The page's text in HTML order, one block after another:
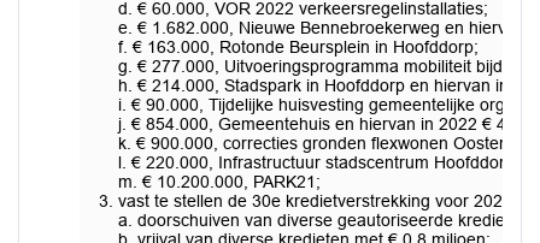
d. € 60.000, VOR 2022 verkeersregelinstallaties;
e. € 1.682.000, Nieuwe Bennebroekerweg en hiervan
f. € 163.000, Rotonde Beursplein in Hoofddorp;
g. € 277.000, Uitvoeringsprogramma mobiliteit
h. € 214.000, Stadspark in Hoofddorp en hiervan in
i. € 90.000, Tijdelijke huisvesting gemeentelijke
j. € 854.000, Gemeentehuis en hiervan in 2022 €
k. € 900.000, correcties gronden flexwonen
l. € 220.000, Infrastructuur stadscentrum Hoofddorp;
m. € 10.200.000, PARK21;
vast te stellen de 30e kredietverstrekking voor 2022,
a. doorschuiven van diverse geautoriseerde